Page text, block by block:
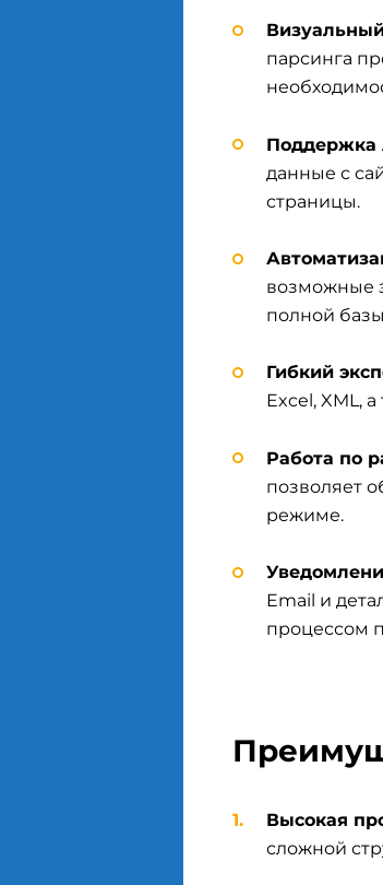
парсинга
Поддержка
данные с
страницы.
возможные
полной
Гибкий
Excel, XML,
Работа по
позволяет
режиме.
Email и
процессом
Высокая
сложной